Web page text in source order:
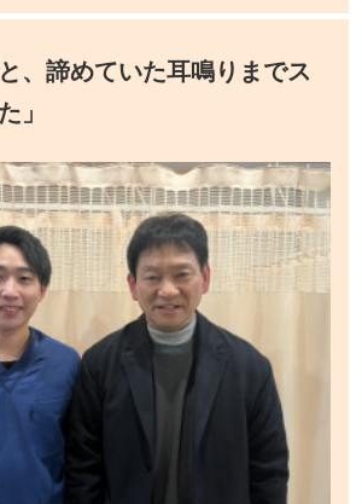
、諦めていた耳鳴りまでス
」